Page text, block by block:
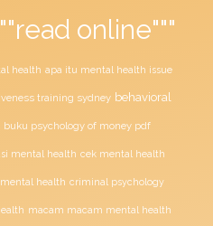
online"""
health apa itu mental health issue
training sydney behavioral
buku psychology of money pdf
mental health cek mental health
health criminal psychology
macam macam mental health